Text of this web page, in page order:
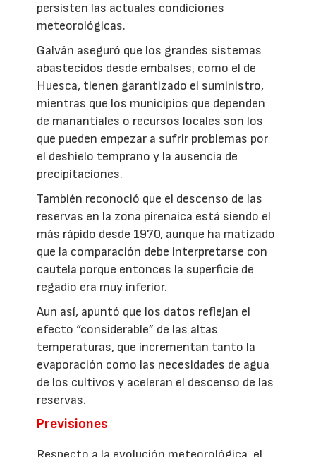
persisten las actuales condiciones
meteorológicas.
Galván aseguró que los grandes sistemas
abastecidos desde embalses, como el de
Huesca, tienen garantizado el suministro,
mientras que los municipios que dependen
de manantiales o recursos locales son los
que pueden empezar a sufrir problemas por
el deshielo temprano y la ausencia de
precipitaciones.
También reconoció que el descenso de las
reservas en la zona pirenaica está siendo el
más rápido desde 1970, aunque ha matizado
que la comparación debe interpretarse con
cautela porque entonces la superficie de
regadío era muy inferior.
Aun así, apuntó que los datos reflejan el
efecto “considerable” de las altas
temperaturas, que incrementan tanto la
evaporación como las necesidades de agua
de los cultivos y aceleran el descenso de las
reservas.
Previsiones